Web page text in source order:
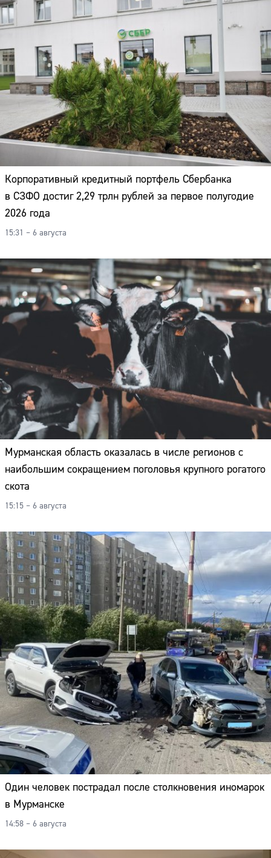
Корпоративный кредитный портфель Сбербанка
в СЗФО достиг 2,29 трлн рублей за первое полугодие
2026 года
15:31 – 6 августа
Мурманская область оказалась в числе регионов с
наибольшим сокращением поголовья крупного рогатого
скота
15:15 – 6 августа
Один человек пострадал после столкновения иномарок
в Мурманске
14:58 – 6 августа